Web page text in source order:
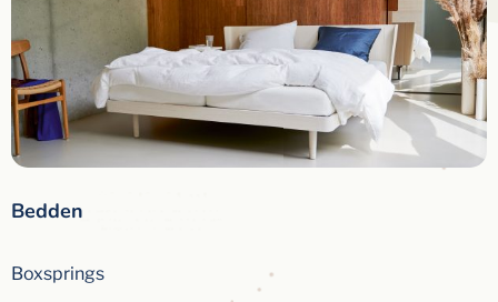
Bedden
Boxsprings